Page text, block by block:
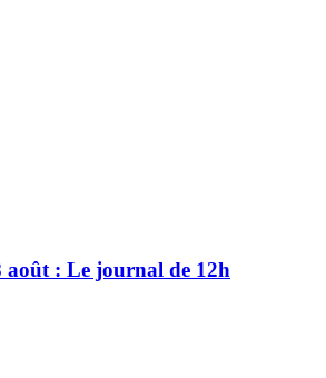
août : Le journal de 12h